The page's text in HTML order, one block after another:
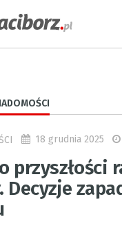
18 grudnia 2025
przyszłości
Decyzje